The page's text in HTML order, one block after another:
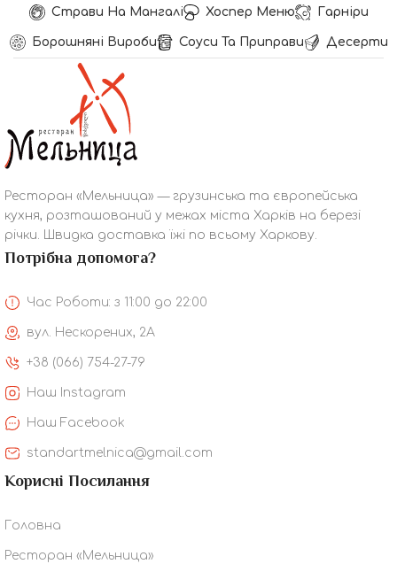
Страви На Мангалі Хоспер Меню Гарніри
Борошняні Вироби Соуси Та Приправи Десерти
Ресторан «Мельница» — грузинська та європейська
кухня, розташований у межах міста Харків на березі
річки. Швидка доставка їжі по всьому Харкову.
Потрібна допомога?
Час Роботи: з 11:00 до 22:00
вул. Нескорених, 2А
+38 (066) 754-27-79
Наш Instagram
Наш Facebook
standartmelnica@gmail.com
Корисні Посилання
Головна
Ресторан «Мельница»